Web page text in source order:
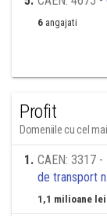
6 angajati
Profit
Domeniile cu cel
1. CAEN: 3317 -
de transport
1,1 milioane lei